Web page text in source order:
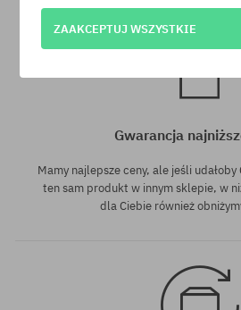
Gwarancja
Mamy najlepsze ceny, ale jeśli udałoby
ten sam produkt w innym sklepie, w
dla Ciebie również
ZAAKCEPTUJ WSZYSTKIE